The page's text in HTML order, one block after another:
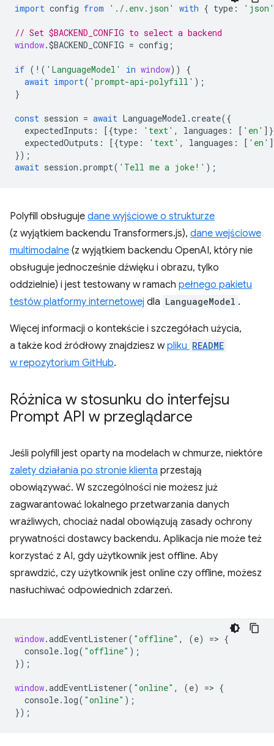
import config from './.env.json' with { type : 'json'
// Set $BACKEND_CONFIG to select a backend
window.$BACKEND_CONFIG = config ;
if ( ! ( 'LanguageModel' in window))
{
await import( 'prompt-api-polyfill' );
}
const session = await LanguageModel .create({
expectedInputs : [{type : 'text' , languages : [ 'en'
expectedOutputs : [{type : 'text' , languages : [ 'en'
});
await session .prompt( 'Tell me a joke!' );
Polyfill obsługuje dane wyjściowe o strukturze
(z wyjątkiem backendu Transformers.js), dane wejściowe
multimodalne (z wyjątkiem backendu OpenAI, który nie
obsługuje jednocześnie dźwięku i obrazu, tylko
oddzielnie) i jest testowany w ramach pełnego pakietu
testów platformy internetowej dla LanguageModel .
Więcej informacji o kontekście i szczegółach użycia,
a także kod źródłowy znajdziesz wpliku README
w repozytorium GitHub.
Różnica w stosunku do interfejsu
Prompt API w przeglądarce
Jeśli polyfill jest oparty na modelach w chmurze, niektóre
zalety działania po stronie klienta przestają
obowiązywać. W szczególności nie możesz już
zagwarantować lokalnego przetwarzania danych
wrażliwych, chociaż nadal obowiązują zasady ochrony
prywatności dostawcy backendu. Aplikacja nie może też
korzystać z AI, gdy użytkownik jest offline. Aby
sprawdzić, czy użytkownik jest online czy offline, możesz
nasłuchiwać odpowiednich zdarzeń.
window.addEventListener( "offline" , (e) => {
console. log( "offline" );
});
window.addEventListener( "online" , (e) => {
console. log( "online" );
});